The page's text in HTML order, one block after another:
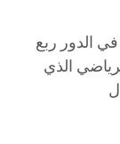
الدور ربع
الذي